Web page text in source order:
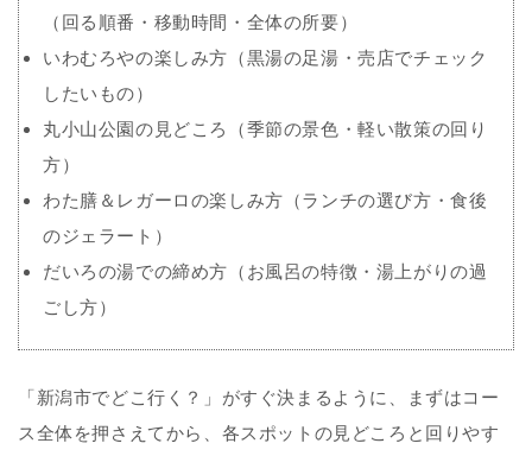
（回る順番・移動時間・全体の所要）
いわむろやの楽しみ方（黒湯の足湯・売店でチェック
したいもの）
丸小山公園の見どころ（季節の景色・軽い散策の回り
方）
わた膳＆レガーロの楽しみ方（ランチの選び方・食後
のジェラート）
だいろの湯での締め方（お風呂の特徴・湯上がりの過
ごし方）
「新潟市でどこ行く？」がすぐ決まるように、まずはコー
ス全体を押さえてから、各スポットの見どころと回りやす